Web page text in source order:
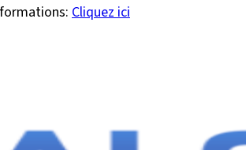
Cliquez ici